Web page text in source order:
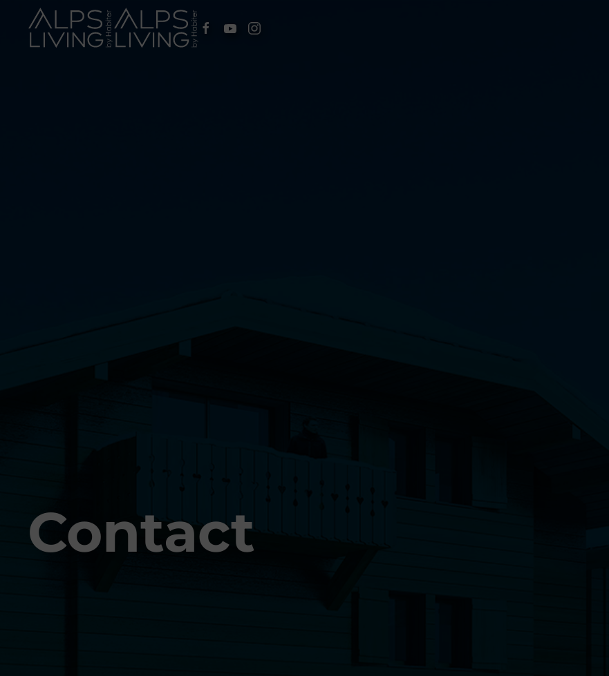
Passer au contenu principal
Contact